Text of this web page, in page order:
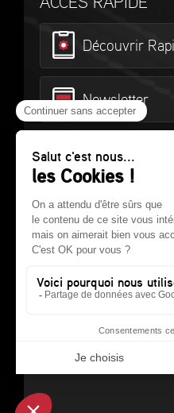
ACCÈS RAPIDE
Découvrir
Newsletter
©
414 rue
CS 20019
R.C.S